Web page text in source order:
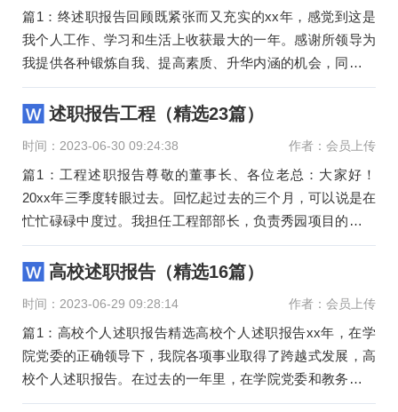
篇1：终述职报告回顾既紧张而又充实的xx年，感觉到这是
我个人工作、学习和生活上收获最大的一年。感谢所领导为
我提供各种锻炼自我、提高素质、升华内涵的机会，同时，
也向一年来关
述职报告工程（精选23篇）
时间：2023-06-30 09:24:38 作者：会员上传
篇1：工程述职报告尊敬的董事长、各位老总：大家好！
20xx年三季度转眼过去。回忆起过去的三个月，可以说是在
忙忙碌碌中度过。我担任工程部部长，负责秀园项目的工程
管理工作。这个季
高校述职报告（精选16篇）
时间：2023-06-29 09:28:14 作者：会员上传
篇1：高校个人述职报告精选高校个人述职报告xx年，在学
院党委的正确领导下，我院各项事业取得了跨越式发展，高
校个人述职报告。在过去的一年里，在学院党委和教务支部
的正确领导下，在